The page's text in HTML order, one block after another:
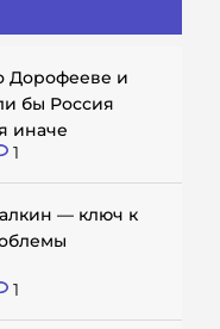
Дорофееве и
бы Россия
иначе
1
— ключ к
1